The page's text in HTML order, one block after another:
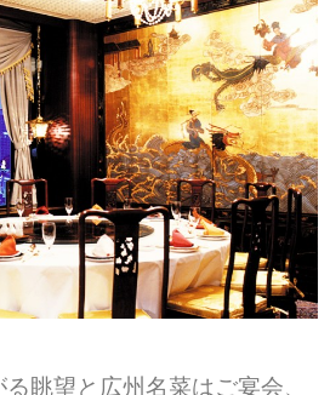
眺望と広州名菜はご宴会、